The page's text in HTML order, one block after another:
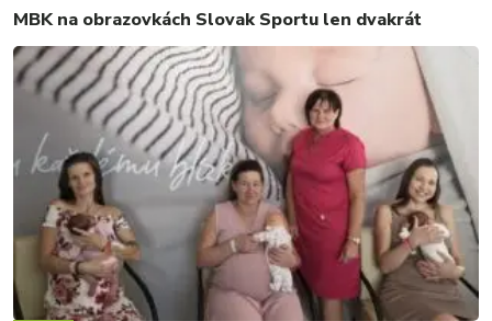
MBK na obrazovkách Slovak Sportu len dvakrát